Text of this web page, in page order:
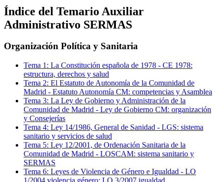
Índice del Temario Auxiliar
Administrativo SERMAS
Organización Política y Sanitaria
Tema 1 : La Constitución española de 1978 - CE 1978:
estructura, derechos y salud
Tema 2: El Estatuto de Autonomía de la Comunidad de
Madrid - Estatuto Autonomía CM: competencias y Asamblea
Tema 3: La Ley de Gobierno y Administración de la
Comunidad de Madrid - Ley de Gobierno CM: organización
y Consejerías
Tema 4: Ley 14/1986, General de Sanidad - LGS: sistema
sanitario y servicios de salud
Tema 5: Ley 12/2001, de Ordenación Sanitaria de la
Comunidad de Madrid - LOSCAM: sistema sanitario y
SERMAS
Tema 6: Leyes de Violencia de Género e Igualdad - LO